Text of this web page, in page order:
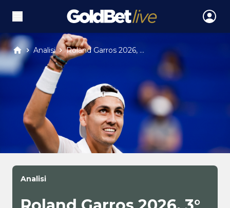
Analisi Roland Garros 2026, ...
Analisi